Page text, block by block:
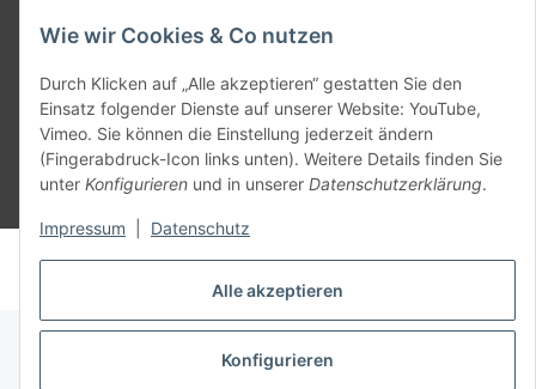
Alle akzeptieren
Konfigurieren
Wie wir Cookies & Co nutzen
Durch Klicken auf „Alle akzeptieren“ gestatten Sie den
Einsatz folgender Dienste auf unserer Website: YouTube,
Vimeo. Sie können die Einstellung jederzeit ändern
(Fingerabdruck-Icon links unten). Weitere Details finden Sie
unter Konfigurieren und in unserer Datenschutzerklärung.
Impressum Datenschutz
* Alle Preise inkl. gesetzlicher USt., zzgl. Versand
© voltmaster.de
Powered by
JTL-Shop